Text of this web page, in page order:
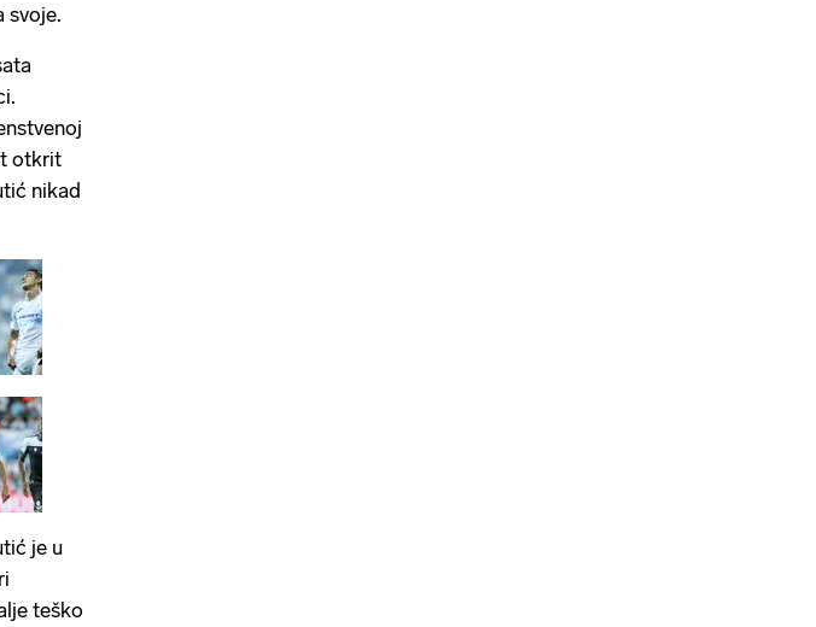
svoje.
otkrit
nikad
je u
teško